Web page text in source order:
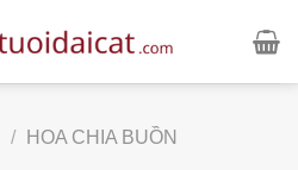
/ HOA CHIA BUỒN